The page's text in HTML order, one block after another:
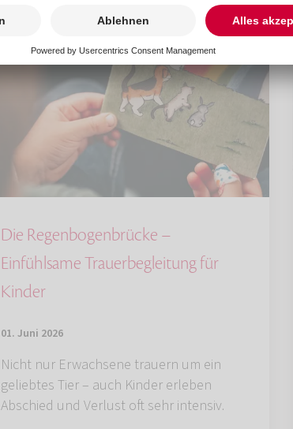
Die Regenbogenbrücke –
Einfühlsame Trauerbegleitung für
Kinder
01. Juni 2026
Nicht nur Erwachsene trauern um ein
geliebtes Tier – auch Kinder erleben
Abschied und Verlust oft sehr intensiv.